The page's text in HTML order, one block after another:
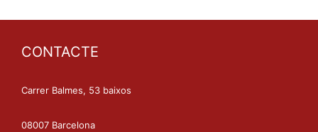
CONTACTE
Carrer Balmes, 53 baixos
08007 Barcelona